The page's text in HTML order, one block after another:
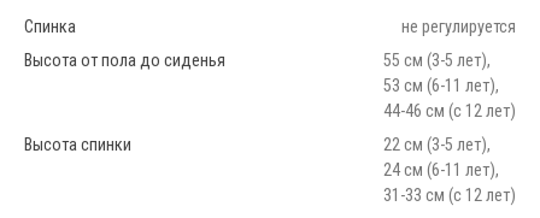
Спинка
не регулируется
Высота от пола до сиденья
55 см (3-5 лет),
53 см (6-11 лет),
44-46 см (с 12 лет)
Высота спинки
22 см (3-5 лет),
24 см (6-11 лет),
31-33 см (с 12 лет)